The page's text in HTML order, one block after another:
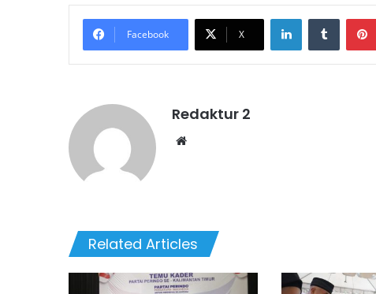
Facebook X
LinkedInTumblr
Redaktur 2
Related Articles